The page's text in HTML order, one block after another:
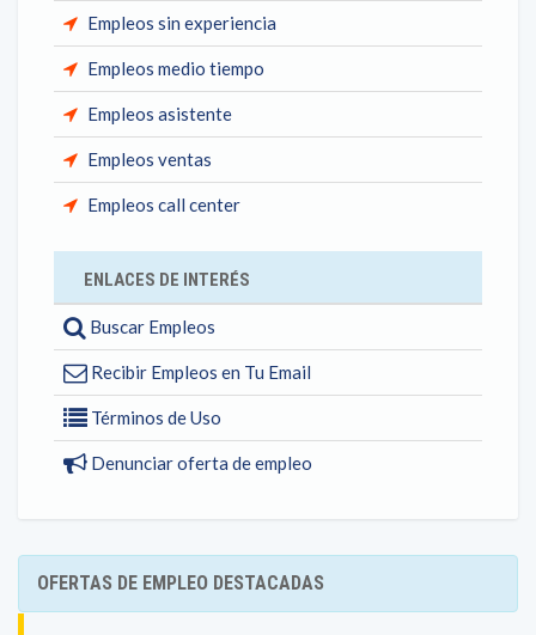
Empleos sin experiencia
Empleos medio tiempo
Empleos asistente
Empleos ventas
Empleos call center
ENLACES DE INTERÉS
Buscar Empleos
Recibir Empleos en Tu Email
Términos de Uso
Denunciar oferta de empleo
OFERTAS DE EMPLEO DESTACADAS